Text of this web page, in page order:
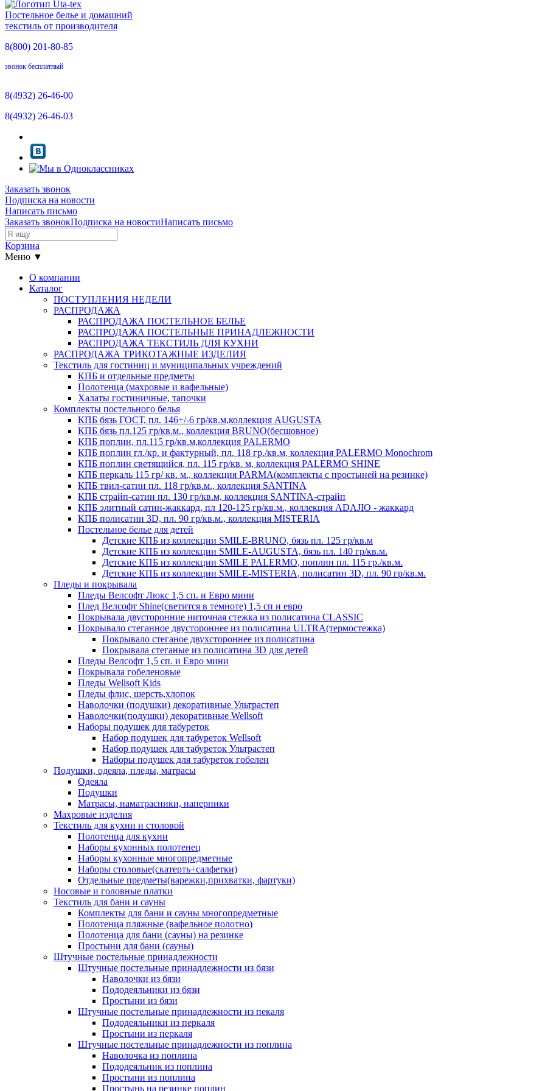
Постельное белье и домашний
текстиль от производителя
8(800) 201-80-85
звонок бесплатный
8(4932) 26-46-00
8(4932) 26-46-03
Заказать звонок
Подписка на новости
Написать письмо
Заказать звонокПодписка на новостиНаписать письмо
Корзина
Меню ▼
О компании
Каталог
ПОСТУПЛЕНИЯ НЕДЕЛИ
РАСПРОДАЖА
РАСПРОДАЖА ПОСТЕЛЬНОЕ БЕЛЬЕ
РАСПРОДАЖА ПОСТЕЛЬНЫЕ ПРИНАДЛЕЖНОСТИ
РАСПРОДАЖА ТЕКСТИЛЬ ДЛЯ КУХНИ
РАСПРОДАЖА ТРИКОТАЖНЫЕ ИЗДЕЛИЯ
Текстиль для гостиниц и муниципальных учреждений
КПБ и отдельные предметы
Полотенца (махровые и вафельные)
Халаты гостиничные, тапочки
Комплекты постельного белья
КПБ бязь ГОСТ, пл. 146+/-6 гр/кв.м,коллекция AUGUSTA
КПБ бязь пл.125 гр/кв.м., коллекция BRUNO(бесшовное)
КПБ поплин, пл.115 гр/кв.м,коллекция PALERMO
КПБ поплин гл./кр. и фактурный, пл. 118 гр./кв.м, коллекция PALERMO Monochrom
КПБ поплин светящийся, пл. 115 гр/кв. м, коллекция PALERMO SHINE
КПБ перкаль 115 гр/ кв. м., коллекция PARMA(комплекты с простыней на резинке)
КПБ твил-сатин пл. 118 гр/кв.м., коллекция SANTINA
КПБ страйп-сатин пл. 130 гр/кв.м, коллекция SANTINA-страйп
КПБ элитный сатин-жаккард, пл 120-125 гр/кв.м., коллекция ADAJIO - жаккард
КПБ полисатин 3D, пл. 90 гр/кв.м., коллекция MISTERIA
Постельное белье для детей
Детские КПБ из коллекции SMILE-BRUNO, бязь пл. 125 гр/кв.м
Детские КПБ из коллекции SMILE-AUGUSTA, бязь пл. 140 гр/кв.м.
Детские КПБ из коллекции SMILE PALERMO, поплин пл. 115 гр./кв.м.
Детские КПБ из коллекции SMILE-MISTERIA, полисатин 3D, пл. 90 гр/кв.м.
Пледы и покрывала
Пледы Велсофт Люкс 1,5 сп. и Евро мини
Плед Велсофт Shine(светится в темноте) 1,5 сп и евро
Покрывала двусторонние ниточная стежка из полисатина CLASSIC
Покрывало стеганное двустороннее из полисатина ULTRA(термостежка)
Покрывало стеганое двухстороннее из полисатина
Покрывала стеганые из полисатина 3D для детей
Пледы Велсофт 1,5 сп. и Евро мини
Покрывала гобеленовые
Пледы Wellsoft Kids
Пледы флис, шерсть,хлопок
Наволочки (подушки) декоративные Ультрастеп
Наволочки(подушки) декоративные Wellsoft
Наборы подушек для табуреток
Набор подушек для табуреток Wellsoft
Набор подушек для табуреток Ультрастеп
Наборы подушек для табуреток гобелен
Подушки, одеяла, пледы, матрасы
Одеяла
Подушки
Матрасы, наматрасники, наперники
Махровые изделия
Текстиль для кухни и столовой
Полотенца для кухни
Наборы кухонных полотенец
Наборы кухонные многопредметные
Наборы столовые(скатерть+салфетки)
Отдельные предметы(варежки,прихватки, фартуки)
Носовые и головные платки
Текстиль для бани и сауны
Комплекты для бани и сауны многопредметные
Полотенца пляжные (вафельное полотно)
Полотенца для бани (сауны) на резинке
Простыни для бани (сауны)
Штучные постельные принадлежности
Штучные постельные принадлежности из бязи
Наволочки из бязи
Пододеяльники из бязи
Простыни из бязи
Штучные постельные принадлежности из пекаля
Пододеяльники из перкаля
Простыни из перкаля
Штучные постельные принадлежности из поплина
Наволочка из поплина
Пододеяльник из поплина
Простыни из поплина
Простынь на резинке поплин